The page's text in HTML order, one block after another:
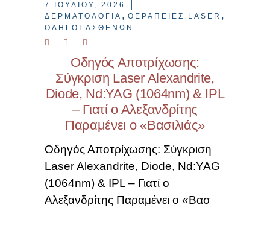
7 ΙΟΥΛΊΟΥ, 2026
ΔΕΡΜΑΤΟΛΟΓΊΑ , ΘΕΡΑΠΕΊΕΣ LASER ,
ΟΔΗΓΟΊ ΑΣΘΕΝΏΝ
Οδηγός Αποτρίχωσης:
Σύγκριση Laser Alexandrite,
Diode, Nd:YAG (1064nm) & IPL
– Γιατί ο Αλεξανδρίτης
Παραμένει ο «Βασιλιάς»
Οδηγός Αποτρίχωσης: Σύγκριση
Laser Alexandrite, Diode, Nd:YAG
(1064nm) & IPL – Γιατί ο
Αλεξανδρίτης Παραμένει ο «Βασ